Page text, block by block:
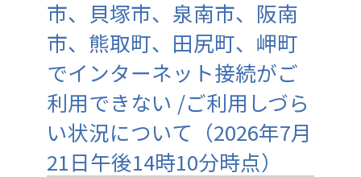
市、貝塚市、泉南市、阪南
市、熊取町、田尻町、岬町
でインターネット接続がご
利用できない /ご利用しづら
い状況について（2026年7月
21日午後14時10分時点）